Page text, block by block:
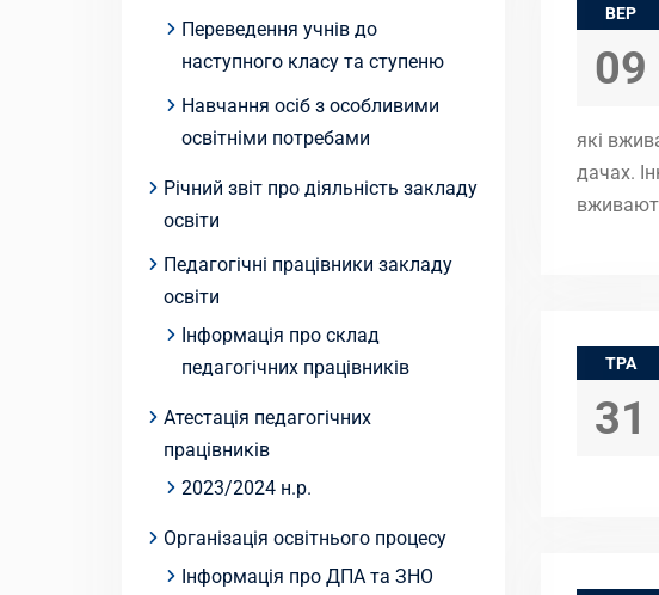
ВЕР
09
які
дачах.
ТРА
31
Переведення учнів до
наступного класу та ступеню
Навчання осіб з особливими
освітніми потребами
Річний звіт про діяльність закладу
освіти
Педагогічні працівники закладу
освіти
Інформація про склад
педагогічних працівників
Атестація педагогічних
працівників
2023/2024 н.р.
Організація освітнього процесу
Інформація про ДПА та ЗНО